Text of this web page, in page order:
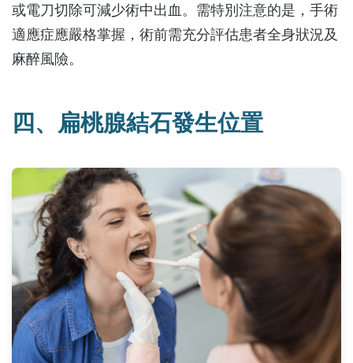
或電刀切除可減少術中出血。需特別注意的是，手術
適應症應嚴格掌握，術前需充分評估患者全身狀況及
麻醉風險。
四、扁桃腺結石發生位置